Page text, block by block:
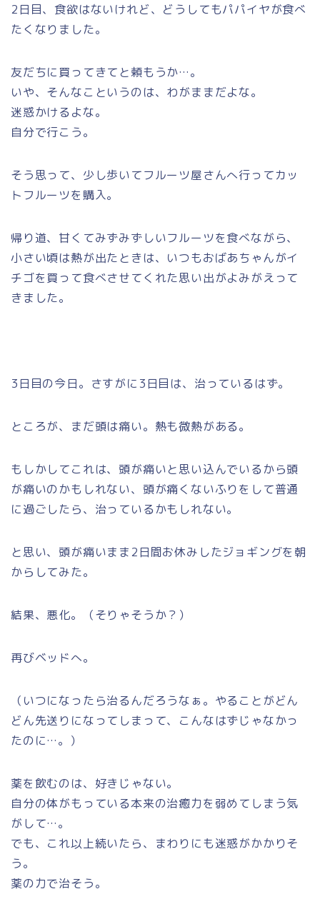
2日目、食欲はないけれど、どうしてもパパイヤが食べ
たくなりました。
友だちに買ってきてと頼もうか…。
いや、そんなこというのは、わがままだよな。
迷惑かけるよな。
自分で行こう。
そう思って、少し歩いてフルーツ屋さんへ行ってカッ
トフルーツを購入。
帰り道、甘くてみずみずしいフルーツを食べながら、
小さい頃は熱が出たときは、いつもおばあちゃんがイ
チゴを買って食べさせてくれた思い出がよみがえって
きました。
3日目の今日。さすがに3日目は、治っているはず。
ところが、まだ頭は痛い。熱も微熱がある。
もしかしてこれは、頭が痛いと思い込んでいるから頭
が痛いのかもしれない、頭が痛くないふりをして普通
に過ごしたら、治っているかもしれない。
と思い、頭が痛いまま2日間お休みしたジョギングを朝
からしてみた。
結果、悪化。（そりゃそうか？）
再びベッドへ。
（いつになったら治るんだろうなぁ。やることがどん
どん先送りになってしまって、こんなはずじゃなかっ
たのに…。）
薬を飲むのは、好きじゃない。
自分の体がもっている本来の治癒力を弱めてしまう気
がして…。
でも、これ以上続いたら、まわりにも迷惑がかかりそ
う。
薬の力で治そう。